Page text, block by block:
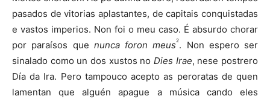
pasados de vitorias aplastantes, de capitais conquistadas
e vastos imperios. Non foi o meu caso. É absurdo chorar
por paraísos que nunca foron meus2. Non espero ser
sinalado como un dos xustos no Dies Irae, nese postrero
Día da Ira. Pero tampouco acepto as peroratas de quen
lamentan que alguén apague a música cando eles